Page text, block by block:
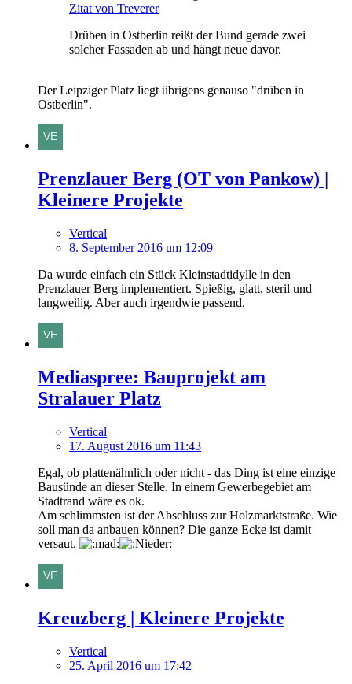
Zitat von Treverer
Drüben in Ostberlin reißt der Bund gerade zwei
solcher Fassaden ab und hängt neue davor.
Der Leipziger Platz liegt übrigens genauso "drüben in
Ostberlin".
Prenzlauer Berg (OT von Pankow) |
Kleinere Projekte
Vertical
8. September 2016 um 12:09
Da wurde einfach ein Stück Kleinstadtidylle in den
Prenzlauer Berg implementiert. Spießig, glatt, steril und
langweilig. Aber auch irgendwie passend.
Mediaspree: Bauprojekt am
Stralauer Platz
Vertical
17. August 2016 um 11:43
Egal, ob plattenähnlich oder nicht - das Ding ist eine einzige
Bausünde an dieser Stelle. In einem Gewerbegebiet am
Stadtrand wäre es ok.
Am schlimmsten ist der Abschluss zur Holzmarktstraße. Wie
soll man da anbauen können? Die ganze Ecke ist damit
versaut.
Kreuzberg | Kleinere Projekte
Vertical
25. April 2016 um 17:42